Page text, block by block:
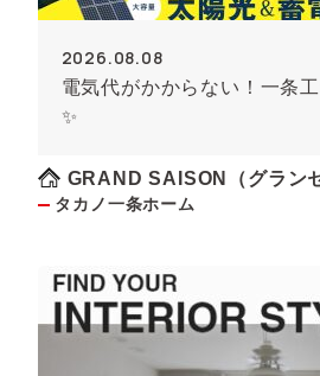
2026.08.08
電気代がかからない！一条
✨
GRAND SAISON（グラン
タカノ一条ホーム